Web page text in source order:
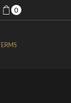
2026
0